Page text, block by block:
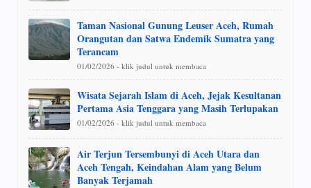
Taman Nasional Gunung Leuser Aceh, Rumah
Orangutan dan Satwa Endemik Sumatra yang
Terancam
01/02/2026 - klik judul untuk membaca
Wisata Sejarah Islam di Aceh, Jejak Kesultanan
Pertama Asia Tenggara yang Masih Terlupakan
01/02/2026 - klik judul untuk membaca
Air Terjun Tersembunyi di Aceh Utara dan
Aceh Tengah, Keindahan Alam yang Belum
Banyak Terjamah